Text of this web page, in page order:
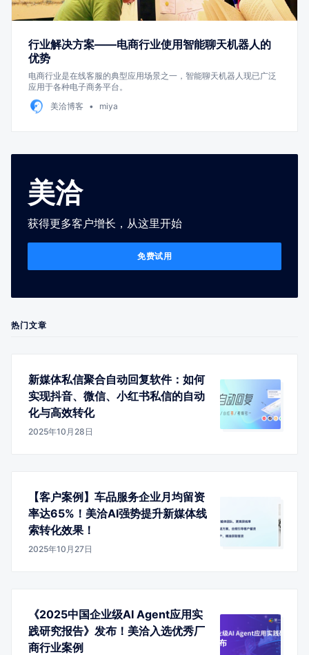
行业解决方案——电商行业使用智能聊天机器人的
优势
电商行业是在线客服的典型应用场景之一，智能聊天机器人现已广泛
应用于各种电子商务平台。
美洽博客
miya
美洽
获得更多客户增长，从这里开始
免费试用
热门文章
新媒体私信聚合自动回复软件：如何
实现抖音、微信、小红书私信的自动
化与高效转化
2025年10月28日
【客户案例】车品服务企业月均留资
率达65%！美洽AI强势提升新媒体线
索转化效果！
2025年10月27日
《2025中国企业级AI Agent应用实
践研究报告》发布！美洽入选优秀厂
商行业案例